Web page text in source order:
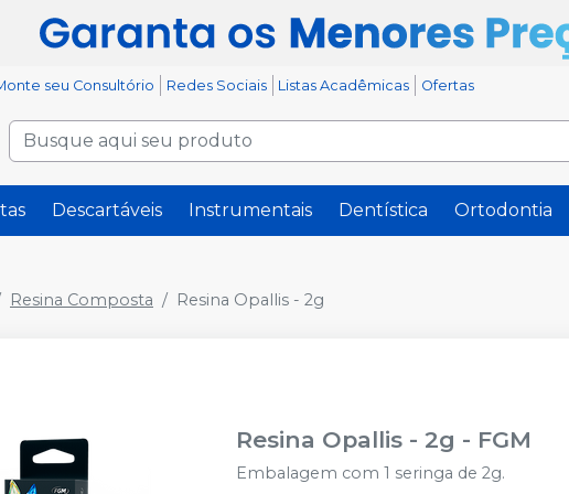
seu Consultório Redes Sociais Listas Acadêmicas Ofertas
Descartáveis Instrumentais Dentística Ortodontia
Resina Composta Resina Opallis - 2g
Resina Opallis - 2g - FGM
Embalagem com 1 seringa de 2g.